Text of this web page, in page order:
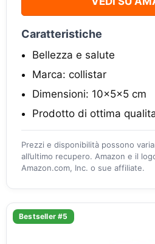
Caratteristiche
Bellezza e salute
Marca: collistar
Dimensioni: 10x5x5 cm
Prodotto di ottima
Prezzi e disponibilità possono
all’ultimo recupero. Amazon e il
Amazon.com, Inc. o sue affiliate.
Bestseller #5